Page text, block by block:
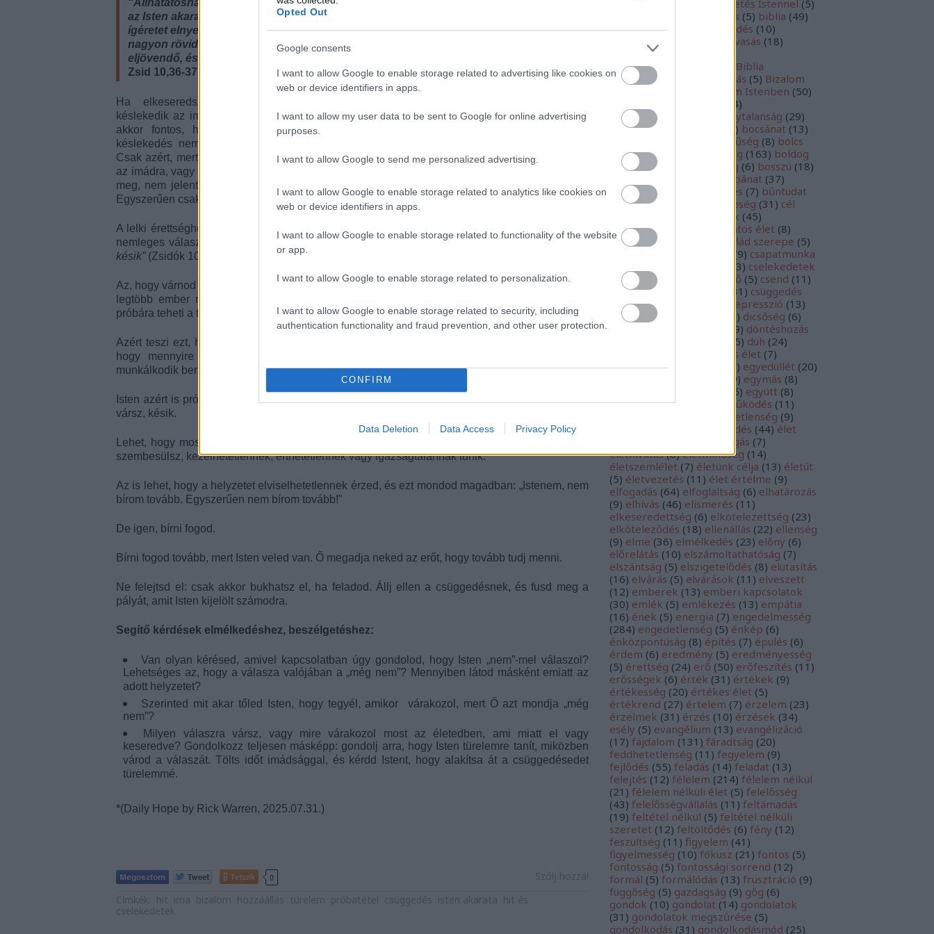
Opted Out
Google consents
I want to allow Google to enable storage related to advertising like cookies on
web or device identifiers in apps.
I want to allow my user data to be sent to Google for online advertising
purposes.
I want to allow Google to send me personalized advertising.
I want to allow Google to enable storage related to analytics like cookies on
web or device identifiers in apps.
I want to allow Google to enable storage related to functionality of the website
or app.
I want to allow Google to enable storage related to personalization.
I want to allow Google to enable storage related to security, including
authentication functionality and fraud prevention, and other user protection.
CONFIRM
Data Deletion Data Access Privacy Policy
“Állhatatosnak kell lennetek, hogy
az Isten akaratát teljesítsétek, és az
ígéretet elnyerjétek: már csak rövid,
nagyon rövid idő, aztán eljön az
eljövendő, és nem késik.”
Zsid 10,36-37
Ha elkeseredsz amiatt, hogy Isten
késlekedik az imáidra adott válaszokkal,
akkor fontos, hogy megértsd, hogy a
késlekedés nem egyenlő a tagadással.
Csak azért, mert még nem kaptál választ
az imádra, vagy a csoda még nem történt
meg, nem jelenti azt, hogy Isten nem fog válaszolni, hogy elfelejtett, vagy nem törődik veled.
Egyszerűen csak annyit jelent, hogy „még nem”.
A lelki érettséghez hozzátartozik, hogy tudjuk a különbséget a „nem” és a „még nem”, vagyis a
nemleges válasz és a későbbi válasz között. A Biblia ezt mondja: „eljön az eljövendő, és nem
késik”(Zsidók 10:37).
Az, hogy várnod kell Isten válaszára, lehet a türelmed próbája is. Bárki lehet türelmes egyszer. A
legtöbb ember még második, harmadik alkalommal is türelmes. Isten azonban újra és újra
próbára teheti a türelmünket.
Azért teszi ezt, hogy megtudja, mennyire vagy türelmes? Nem! Azért teszi, hogy
hogy mennyire vagy türelmes. A Ő próbája segít abban, hogy lásd, ahogy Isten ereje
munkálkodik benned, és megvizsgáld az iránta való elkötelezettséged mértékét.
Isten azért is próbára tesz, hogy megtudd, hogy Ő hűséges — még akkor is, ha a válasz, amire
vársz, késik.
Lehet, hogy most nehéz időket élsz át. Lehet, hogy el vagy keseredve, mert a helyzet, amivel
szembesülsz, kezelhetetlennek, érthetetlennek vagy igazságtalannak tűnik.
Az is lehet, hogy a helyzetet elviselhetetlennek érzed, és ezt mondod magadban: „Istenem, nem
bírom tovább. Egyszerűen nem bírom tovább!”
De igen, bírni fogod.
Bírni fogod tovább, mert Isten veled van. Ő megadja neked az erőt, hogy tovább tudj menni.
Ne felejtsd el: csak akkor bukhatsz el, ha feladod. Állj ellen a csüggedésnek, és fusd meg a
pályát, amit Isten kijelölt számodra.
Segítő kérdések elmélkedéshez, beszélgetéshez:
Van olyan kérésed, amivel kapcsolatban úgy gondolod, hogy Isten „nem”-mel válaszol?
Lehetséges az, hogy a válasza valójában a „még nem”? Mennyiben látod másként emiatt az
adott helyzetet?
Szerinted mit akar tőled Isten, hogy tegyél, amikor várakozol, mert Ő azt mondja „még
nem”?
Milyen válaszra vársz, vagy mire várakozol most az életedben, ami miatt el vagy
keseredve? Gondolkozz teljesen másképp: gondolj arra, hogy Isten türelemre tanít, miközben
várod a válaszát. Tölts időt imádsággal, és kérdd Istent, hogy alakítsa át a csüggedésedet
türelemmé.
*(Daily Hope by Rick Warren, 2025.07.31.)
Tetszik 0
beszélgetés
beszélgetés Istennel (5)
beteljesedés (5) biblia (49)
Biblia (81) bibliai elmélkedés (10)
Bibliaolvasás
bibliaolvasás (18)
bibliatanulmányozás
Bibliatanulmányozás
Biblia
tanulmányozás
birtoklás (5) Bizalom
bizalom Istenben (50)
14)
bizonyságtétel
bizonytalanság (29)
biztatás (9 ) bocsánat (13)
bőkezűség (8) bölcs
10) bölcsek bölcsesség (163) boldog
) boldogság bőség (6) bosszú (18)
bűnbánat (37)
bűnbocsánat
büntetés (7) bűntudat
30) bűnvallás büszkeség (31 ) cél
célok (45)
céltudatosság
céltudatos élet (8)
Címkék
6 család szerepe (5)
(9) csapatmunka
23) cselekedetek
) cselekvés cselekvő (5) csend (11 )
csendesség
31 ) csüggedés
32) Dániel depresszió (13)
dicséret
(10 ) dicsőség (6)
29) döntéshozás
5) düh (24)
egészséges élet (7)
egyediség (14 ) egyedüllét (20)
19) egymás (8)
6) együtt (8)
együttérzés ( együttműködés (11 )
elégedetlenség (9)
elengedés (44) élet
életfelfogás (7)
élethivatás (8) életminőség (14)
életszemlélet (7) életünk célja (13) életút
(5) életvezetés (11 ) élet értelme (9)
elfogadás (64) elfoglaltság (6) elhatározás
(9) elhívás (46) elismerés (11 )
elkeseredettség (6) elkötelezettség (23)
elköteleződés (18) ellenállás (22) ellenség
(9) elme (36) elmélkedés (23) előny (6)
előrelátás (10) elszámoltathatóság (7)
elszántság (5) elszigetelődés (8) elutasítás
(16) elvárás (5) elvárások (11 ) elveszett
(12) emberek (13) emberi kapcsolatok
(30) emlék (5) emlékezés (13) empátia
(16) ének (5) energia (7) engedelmesség
(284) engedetlenség (5) énkép (6)
énközpontúság (8) építés (7) épülés (6)
érdem (6) eredmény (5) eredményesség
(5) érettség (24) erő (50) erőfeszítés (11 )
erősségek (6) érték (31 ) értékek (9)
értékesség (20) értékes élet (5)
értékrend (27) értelem (7) érzelem (23)
érzelmek (31 ) érzés (10) érzések (34)
esély (5) evangélium (13) evangélizáció
(17) fájdalom (131 ) fáradtság (20)
feddhetetlenség (11 ) fegyelem (9)
fejlődés (55) feladás (14) feladat (13)
felejtés (12) félelem (214) félelem nélkül
(21 ) félelem nélküli élet (5) felelősség
(43) felelősségvállalás (11 ) feltámadás
(19) feltétel nélkül (5) feltétel nélküli
szeretet (12) feltöltődés (6) fény (12)
feszültség (11 ) figyelem (41 )
figyelmesség (10) fókusz (21 ) fontos (5)
fontosság (5) fontossági sorrend (12)
formál (5) formálódás (13) frusztráció (9)
függőség (5) gazdagság (9) gőg (6)
gondok (10) gondolat (14) gondolatok
(31 ) gondolatok megszűrése (5)
gondolkodás (31 ) gondolkodásmód (25)